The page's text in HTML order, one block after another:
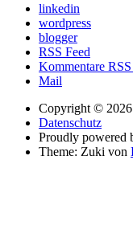
linkedin
wordpress
blogger
RSS Feed
Kommentare RSS
Mail
Copyright © 2026
Datenschutz
Proudly powered
Theme: Zuki von